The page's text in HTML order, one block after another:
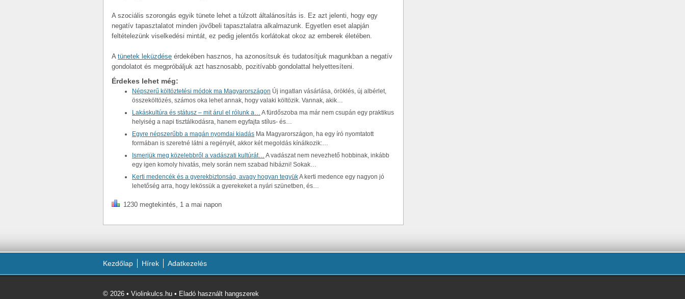
A szociális szorongás egyik tünete lehet a túlzott általánosítás is. Ez azt jelenti, hogy egy
negatív tapasztalatot minden jövőbeli tapasztalatra alkalmazunk. Egyetlen eset alapján
feltételezünk viselkedési mintát, ez pedig jelentős korlátokat okoz az emberek életében.
A tünetek leküzdése érdekében hasznos, ha azonosítsuk és tudatosítjuk magunkban a negatív
gondolatot és megpróbáljuk azt hasznosabb, pozitívabb gondolattal helyettesíteni.
Érdekes lehet még:
Népszerű költöztetési módok ma Magyarországon Új ingatlan vásárlása, öröklés, új albérlet,
összeköltözés, számos oka lehet annak, hogy valaki költözik. Vannak, akik…
Lakáskultúra és státusz – mit árul el rólunk a… A fürdőszoba ma már nem csupán egy praktikus
helyiség a napi tisztálkodásra, hanem egyfajta stílus- és…
Egyre népszerűbb a magán nyomdai kiadás Ma Magyarországon, ha egy író nyomtatott
formában is szeretné látni a regényét, akkor két megoldás kínálkozik:…
Ismerjük meg közelebbről a vadászati kultúrát… A vadászat nem nevezhető hobbinak, inkább
egy igen komoly hivatás, mely során nem szabad hibázni! Sokak…
Kerti medencék és a gyerekbiztonság, avagy hogyan tegyükA kerti medence egy nagyon jó
lehetőség arra, hogy lekössük a gyerekeket a nyári szünetben, és…
1230 megtekintés, 1 a mai napon
Kezdőlap Hírek Adatkezelés
© 2026 • Violinkulcs.hu • Eladó használt hangszerek